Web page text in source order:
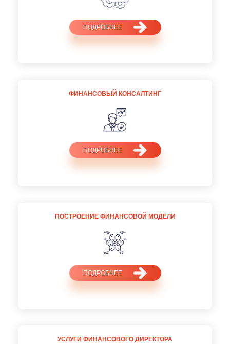
ПОДРОБНЕЕ
ФИНАНСОВЫЙ КОНСАЛТИНГ
ПОДРОБНЕЕ
ПОСТРОЕНИЕ ФИНАНСОВОЙ МОДЕЛИ
ПОДРОБНЕЕ
УСЛУГИ ФИНАНСОВОГО ДИРЕКТОРА